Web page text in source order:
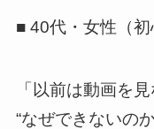
■ 40代・女性（初
「以前は動画を
“なぜできないの